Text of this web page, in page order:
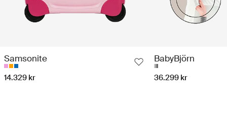
Samsonite
14.329 kr
BabyBjörn
36.299 kr